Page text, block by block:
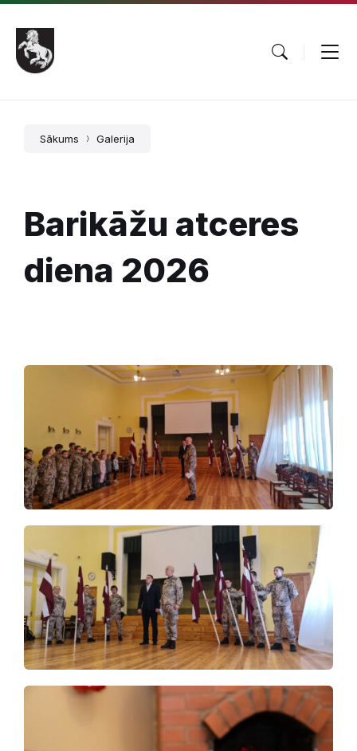
Pāriet
saturu
Skip
main
navigation
Skip
footer
Sākums Galerija
Barikāžu atceres
diena 2026